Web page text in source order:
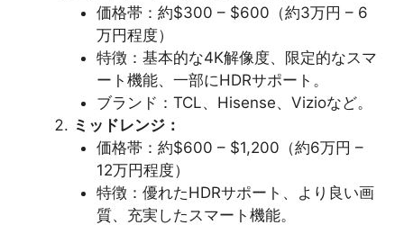
価格帯：約$300 – $600（約3万円 – 6
万円程度）
特徴：基本的な4K解像度、限定的なスマ
ート機能、一部にHDRサポート。
ブランド：TCL、Hisense、Vizioなど。
ミッドレンジ：
価格帯：約$600 – $1,200（約6万円 –
12万円程度）
特徴：優れたHDRサポート、より良い画
質、充実したスマート機能。